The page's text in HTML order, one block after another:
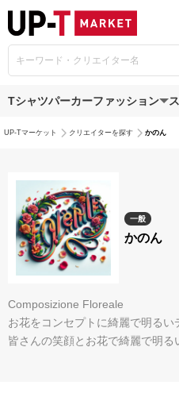
Tシャツパーカーファッション
UP-Tマーケット クリエイターを探す かのん
一般
かのん
Composizione Floreale
お花をコンセプトに綺麗で明るい
皆さんの笑顔とお花で綺麗で明